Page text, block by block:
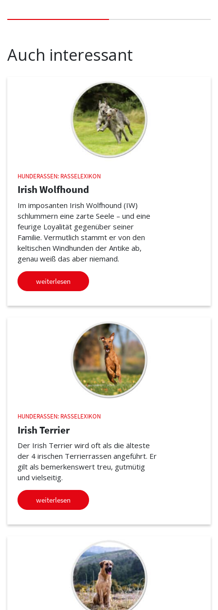
Auch interessant
HUNDERASSEN: RASSELEXIKON
Irish Wolfhound
Im imposanten Irish Wolfhound (IW)
schlummern eine zarte Seele – und eine
feurige Loyalität gegenüber seiner
Familie. Vermutlich stammt er von den
keltischen Windhunden der Antike ab,
genau weiß das aber niemand.
weiterlesen
HUNDERASSEN: RASSELEXIKON
Irish Terrier
Der Irish Terrier wird oft als die älteste
der 4 irischen Terrierrassen angeführt. Er
gilt als bemerkenswert treu, gutmütig
und vielseitig.
weiterlesen